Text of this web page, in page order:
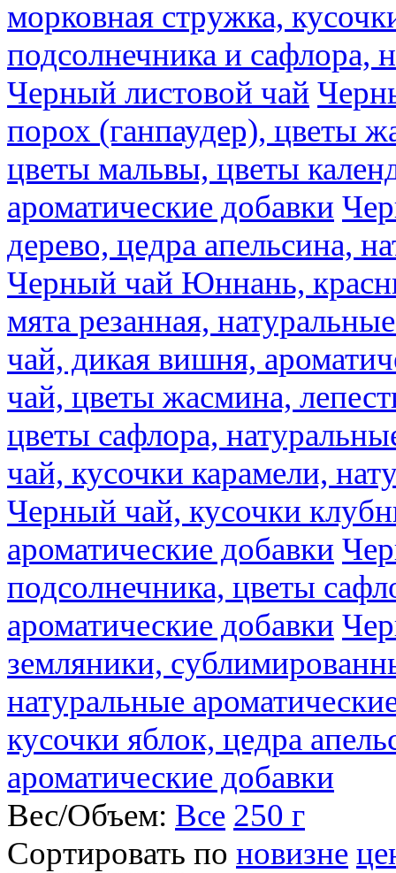
морковная стружка,
подсолнечника и сафлора,
Черный листовой чай
порох (ганпаудер), цветы
цветы мальвы, цветы
ароматические добавки
дерево, цедра апельсина,
Черный чай Юннань,
мята резанная,
чай, дикая вишня,
чай, цветы жасмина,
цветы сафлора,
чай, кусочки карамели,
Черный чай, кусочки
ароматические добавки
подсолнечника, цветы
ароматические добавки
земляники,
натуральные
кусочки яблок, цедра
ароматические добавки
Вес/Объем: Все 250 г
Сортировать по новизне